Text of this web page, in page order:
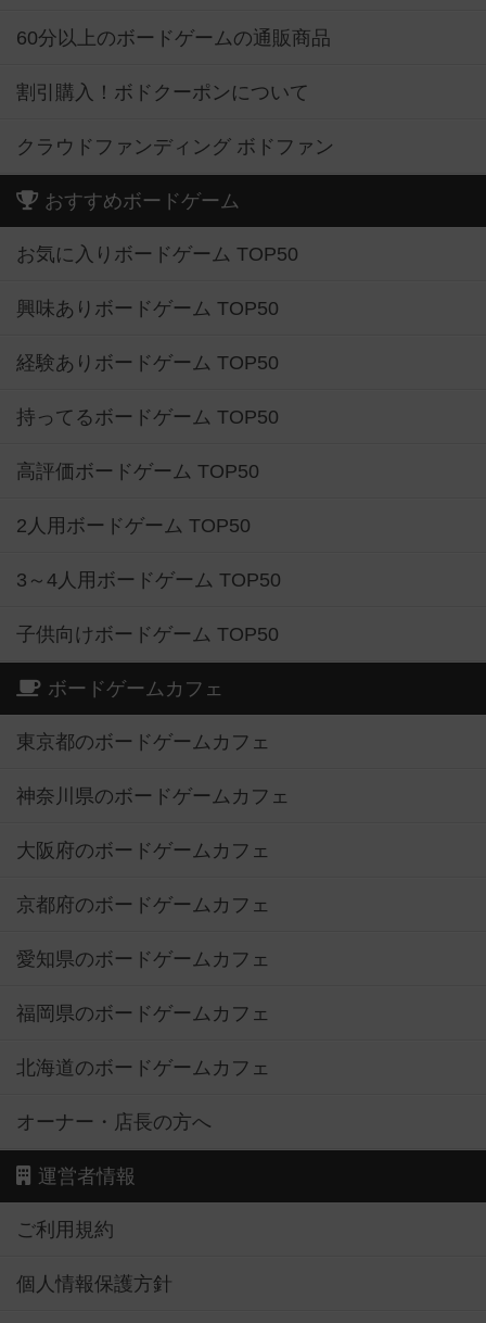
60分以上のボードゲームの通販商品
割引購入！ボドクーポンについて
クラウドファンディング ボドファン
おすすめボードゲーム
お気に入りボードゲーム TOP50
興味ありボードゲーム TOP50
経験ありボードゲーム TOP50
持ってるボードゲーム TOP50
高評価ボードゲーム TOP50
2人用ボードゲーム TOP50
3～4人用ボードゲーム TOP50
子供向けボードゲーム TOP50
ボードゲームカフェ
東京都のボードゲームカフェ
神奈川県のボードゲームカフェ
大阪府のボードゲームカフェ
京都府のボードゲームカフェ
愛知県のボードゲームカフェ
福岡県のボードゲームカフェ
北海道のボードゲームカフェ
オーナー・店長の方へ
運営者情報
ご利用規約
個人情報保護方針